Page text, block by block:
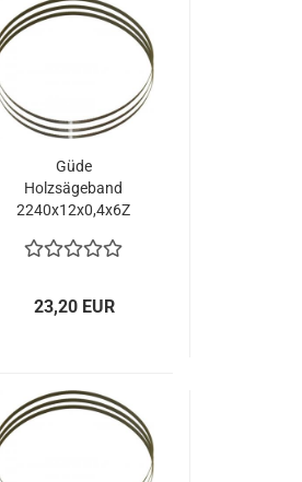
Güde
Holzsägeband
2240x12x0,4x6Z
23,20 EUR